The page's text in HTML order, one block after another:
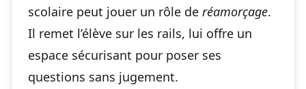
scolaire peut jouer un rôle de réamorçage.
Il remet l’élève sur les rails, lui offre un
espace sécurisant pour poser ses
questions sans jugement.